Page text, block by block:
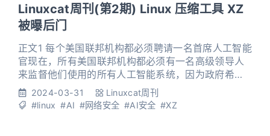
Linuxcat周刊(第2期) Linux 压缩工具 XZ
被曝后门
正文1 每个美国联邦机构都必须聘请一名首席人工智能
官现在，所有美国联邦机构都必须有一名高级领导人
来监督他们使用的所有人工智能系统，因为政府希望
确保人工智能在公共服务中的使用仍然安全。副总统
卡玛拉·哈里斯（Kamala Harris）在与记者的简报会
2024-03-31
Linuxcat周刊
#linux #AI #网络安全 #AI安全 #XZ